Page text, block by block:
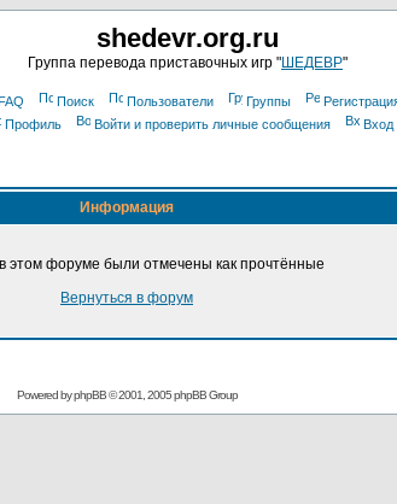
shedevr.org.ru
Группа перевода приставочных игр "ШЕДЕВР"
Поиск Пользователи Группы
Профиль
Войти и проверить личные сообщения Вход
Информация
этом форуме были отмечены как прочтённые
Вернуться в форум
Powered byphpBB© 2001, 2005 phpBB Group